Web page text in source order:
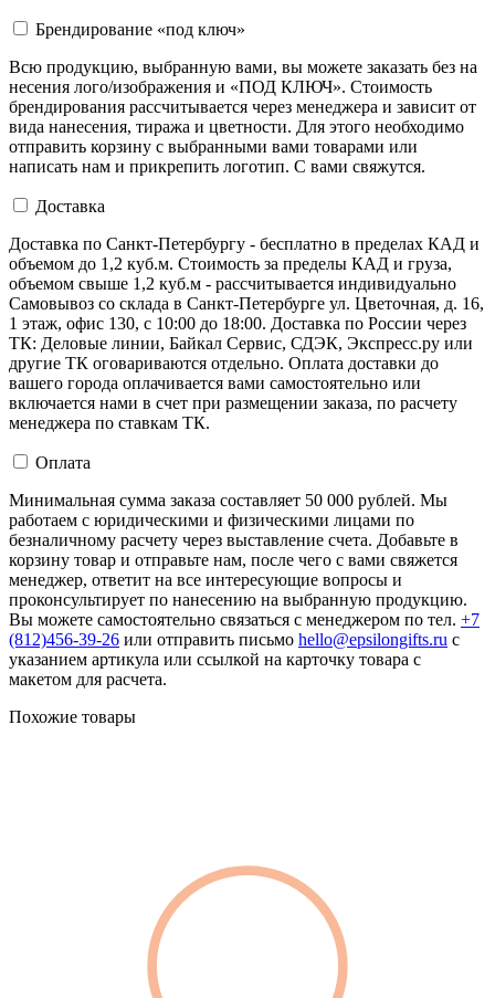
Брендирование «под ключ»
Всю продукцию, выбранную вами, вы можете заказать без на
несения лого/изображения и «ПОД КЛЮЧ». Стоимость
брендирования рассчитывается через менеджера и зависит от
вида нанесения, тиража и цветности. Для этого необходимо
отправить корзину с выбранными вами товарами или
написать нам и прикрепить логотип. С вами свяжутся.
Доставка
Доставка по Санкт-Петербургу - бесплатно в пределах КАД и
объемом до 1,2 куб.м. Стоимость за пределы КАД и груза,
объемом свыше 1,2 куб.м - рассчитывается индивидуально
Самовывоз со склада в Санкт-Петербурге ул. Цветочная, д. 16,
1 этаж, офис 130, с 10:00 до 18:00. Доставка по России через
ТК: Деловые линии, Байкал Сервис, СДЭК, Экспресс.ру или
другие ТК оговариваются отдельно. Оплата доставки до
вашего города оплачивается вами самостоятельно или
включается нами в счет при размещении заказа, по расчету
менеджера по ставкам ТК.
Оплата
Минимальная сумма заказа составляет 50 000 рублей. Мы
работаем с юридическими и физическими лицами по
безналичному расчету через выставление счета. Добавьте в
корзину товар и отправьте нам, после чего с вами свяжется
менеджер, ответит на все интересующие вопросы и
проконсультирует по нанесению на выбранную продукцию.
Вы можете самостоятельно связаться с менеджером по тел. +7
(812)456-39-26 или отправить письмо hello@epsilongifts.ru с
указанием артикула или ссылкой на карточку товара с
макетом для расчета.
Похожие товары